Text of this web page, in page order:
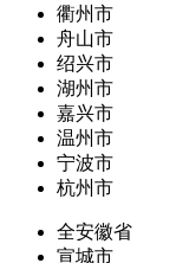
衢州市
舟山市
绍兴市
湖州市
嘉兴市
温州市
宁波市
杭州市
全安徽省
宣城市